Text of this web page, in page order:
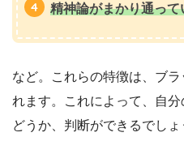
精神論がまかり通って
など。これらの特徴は、ブ
れます。これによって、自
どうか、判断ができるでしょ